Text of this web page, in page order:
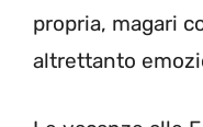
propria, magari
altrettanto